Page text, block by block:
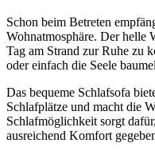
Schon beim Betreten
Wohnatmosphäre. Der helle
Tag am Strand zur Ruhe zu
oder einfach die Seele
Das bequeme Schlafsofa
Schlafplätze und macht die
Schlafmöglichkeit sorgt
ausreichend Komfort